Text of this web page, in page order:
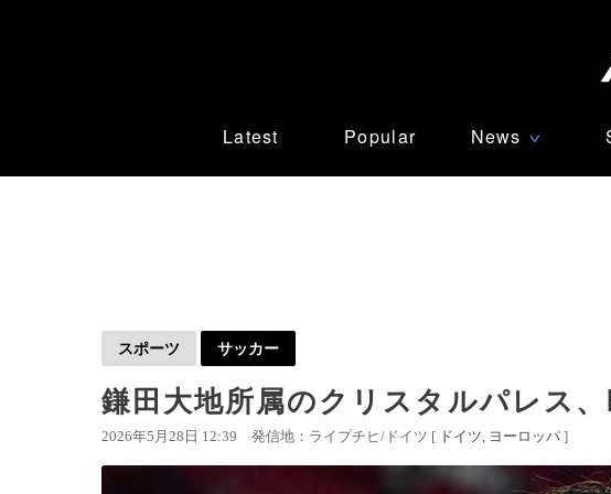
Latest Popular News ∨
スポーツ サッカー
鎌田大地所属のクリスタルパレス
2026年5月28日 12:39 発信地：ライプチヒ/ドイツ [ ドイツ ヨーロッパ ]